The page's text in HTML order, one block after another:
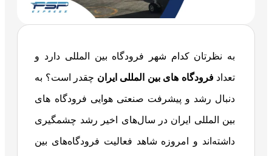
به نظرتان کدام شهر فرودگاه بین المللی دارد و
تعدادفرودگاه های بین المللی ایران چقدر است؟ به
دنبال رشد و پیشرفت صنعتی هوایی فرودگاه های
بین المللی ایران در سال‌های اخیر رشد چشمگیری
داشته‌اند و امروزه شاهد فعالیت فرودگاه‌های بین